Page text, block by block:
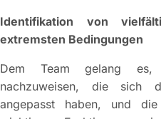
Identifikation von
extremsten Bedingungen
Dem Team gelang es,
nachzuweisen, die sich
angepasst haben, und